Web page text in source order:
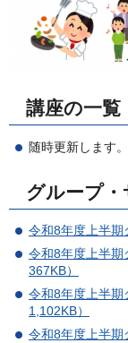
講座の一覧
随時更新します。
グループ
令和8年度上半期
令和8年度上半期
367KB）
令和8年度上半期
1,102KB）
令和8年度上半期